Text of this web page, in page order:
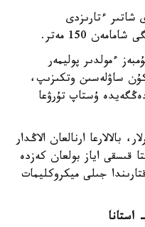
ءتارىزدى
150 مەتر.
ءمولدىر پوليمەر
ساۋلەسىن وتكىزىپ،
ۇستاپ تۇرۋعا
بالالارعا ارنالعان الاڭدار
قىسقى اياز بولعان كەزدە
جىلى ميكروكليمات
استانا